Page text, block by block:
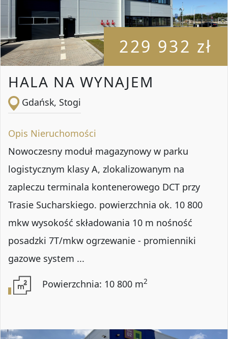
229 932 zł
HALA NA WYNAJEM
Gdańsk, Stogi
Opis Nieruchomości
Nowoczesny moduł magazynowy w parku
logistycznym klasy A, zlokalizowanym na
zapleczu terminala kontenerowego DCT przy
Trasie Sucharskiego. powierzchnia ok. 10 800
mkw wysokość składowania 10 m nośność
posadzki 7T/mkw ogrzewanie - promienniki
gazowe system ...
Powierzchnia: 10 800 m2